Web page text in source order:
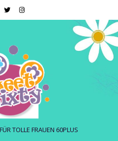
TOLLE FRAUEN 60PLUS